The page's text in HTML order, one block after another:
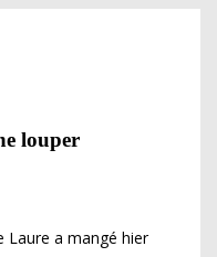
louper
Laure a mangé hier